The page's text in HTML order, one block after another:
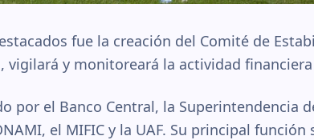
fue la creación del Comité de
vigilará y monitoreará la actividad
por el Banco Central, la Superintendencia
el MIFIC y la UAF. Su principal